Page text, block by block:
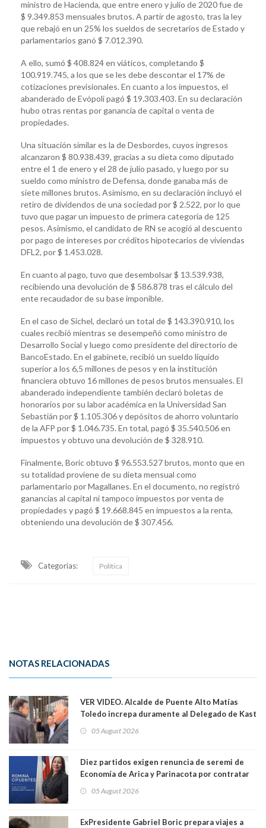
ministro de Hacienda, que entre enero y julio de 2020 fue de
$ 9.349.853 mensuales brutos. A partir de agosto, tras la ley
que rebajó en un 25% los sueldos de secretarios de Estado y
parlamentarios ganó $ 7.012.390.
A ello, sumó $ 408.824 en viáticos, completando $
100.919.745, a los que se les debe descontar el 17% de
cotizaciones previsionales. En cuanto a los impuestos, el
abanderado de Evópoli pagó $ 19.303.403. En su declaración
hubo otras rentas por ganancia de capital o venta de
propiedades.
Una situación similar es la de Desbordes, cuyos ingresos
alcanzaron $ 80.938.439, gracias a su dieta como diputado
entre el 1 de enero y el 28 de julio pasado, y luego por su
sueldo como ministro de Defensa, donde ganaba más de
siete millones brutos. Asimismo, en su declaración incluyó el
retiro de dividendos de una sociedad por $ 2.522, por lo que
tuvo que pagar un impuesto de primera categoría de 125
pesos. Asimismo, el candidato de RN se acogió al descuento
por pago de intereses por créditos hipotecarios de viviendas
DFL2, por $ 1.453.028.
En cuanto al pago, tuvo que desembolsar $ 13.539.938,
recibiendo una devolución de $ 586.878 tras el cálculo del
ente recaudador de su base imponible.
En el caso de Sichel, declaró un total de $ 143.390.910, los
cuales recibió mientras se desempeñó como ministro de
Desarrollo Social y luego como presidente del directorio de
BancoEstado. En el gabinete, recibió un sueldo líquido
superior a los 6,5 millones de pesos y en la institución
financiera obtuvo 16 millones de pesos brutos mensuales. El
abanderado independiente también declaró boletas de
honorarios por su labor académica en la Universidad San
Sebastián por $ 1.105.306 y depósitos de ahorro voluntario
de la AFP por $ 1.046.735. En total, pagó $ 35.540.506 en
impuestos y obtuvo una devolución de $ 328.910.
Finalmente, Boric obtuvo $ 96.553.527 brutos, monto que en
su totalidad proviene de su dieta mensual como
parlamentario por Magallanes. En el documento, no registró
ganancias al capital ni tampoco impuestos por venta de
propiedades y pagó $ 19.668.845 en impuestos a la renta,
obteniendo una devolución de $ 307.456.
Categorias: Política
NOTAS RELACIONADAS
VER VIDEO. Alcalde de Puente Alto Matías
Toledo increpa duramente al Delegado de Kast
delegado nuevamente arrancando"
05 August 2026
Diez partidos exigen renuncia de seremi de
Economía de Arica y Parinacota por contratar
una militante de RN, detenida con 47 kilos de
05 August 2026
ExPresidente Gabriel Boric prepara viajes a